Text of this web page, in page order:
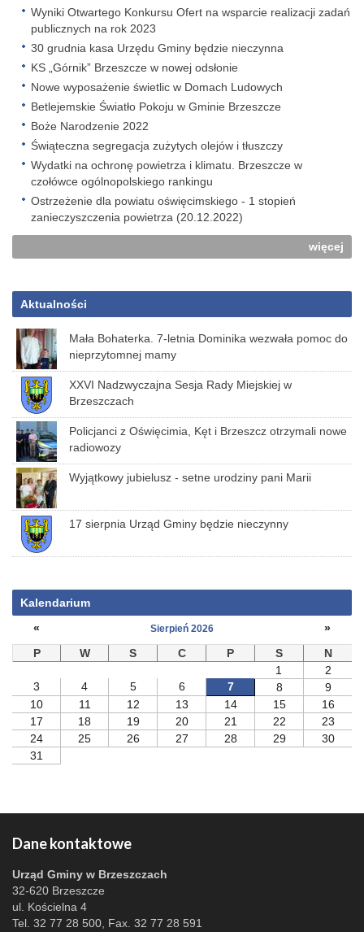
Wyniki Otwartego Konkursu Ofert na wsparcie realizacji zadań
publicznych na rok 2023
30 grudnia kasa Urzędu Gminy będzie nieczynna
KS „Górnik” Brzeszcze w nowej odsłonie
Nowe wyposażenie świetlic w Domach Ludowych
Betlejemskie Światło Pokoju w Gminie Brzeszcze
Boże Narodzenie 2022
Świąteczna segregacja zużytych olejów i tłuszczy
Wydatki na ochronę powietrza i klimatu. Brzeszcze w
czołówce ogólnopolskiego rankingu
Ostrzeżenie dla powiatu oświęcimskiego - 1 stopień
zanieczyszczenia powietrza (20.12.2022)
więcej
Aktualności
Mała Bohaterka. 7-letnia Dominika wezwała pomoc do
nieprzytomnej mamy
XXVI Nadzwyczajna Sesja Rady Miejskiej w
Brzeszczach
Policjanci z Oświęcimia, Kęt i Brzeszcz otrzymali nowe
radiowozy
Wyjątkowy jubielusz - setne urodziny pani Marii
17 sierpnia Urząd Gminy będzie nieczynny
Kalendarium
«
Sierpień 2026
»
P
W S C P S
N
1
2
3
4 5 6 7 8
9
10
11 12 13 14 15
16
17
18 19 20 21 22
23
24
25 26 27 28 29
30
31
Dane kontaktowe
Urząd Gminy w Brzeszczach
32-620 Brzeszcze
ul. Kościelna 4
Tel. 32 77 28 500, Fax. 32 77 28 591